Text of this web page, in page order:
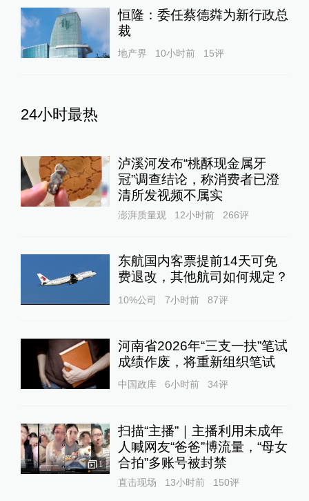
恒隆：委任蔡德粦为新行政总
裁
地产界 10小时前 15评
24小时最热
泸溪河发布“桃酥现金属牙
冠”调查结论，称消费者已澄
清所发视频不属实
澎湃质量观 12小时前 266评
东航国内客票提前14天可免
费退改，其他航司如何规定？
10%公司 7小时前 87评
河南省2026年“三支一扶”笔试
成绩作废，将重新组织笔试
中国政库 6小时前 34评
1
扫描“主播”｜主播利用未成年
人喊网友“爸爸”博流量，“母女
合拍”多账号被封禁
直击现场 13小时前 150评